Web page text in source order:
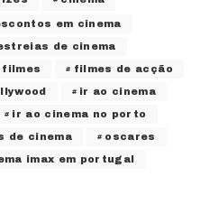
em cinema
de cinema
filmes filmes de acção
ir ao cinema
ir ao cinema no porto
de cinema oscares
imax em portugal